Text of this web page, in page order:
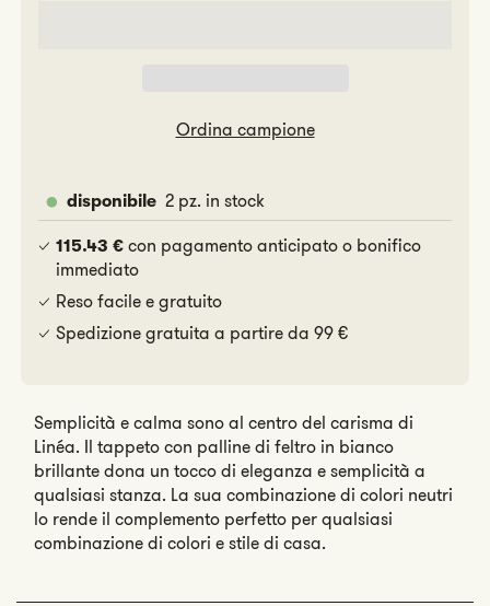
Ordina campione
disponibile 2 pz. in stock
115.43 € con pagamento anticipato o bonifico
immediato
Reso facile e gratuito
Spedizione gratuita a partire da 99 €
Semplicità e calma sono al centro del carisma di
Linéa. Il tappeto con palline di feltro in bianco
brillante dona un tocco di eleganza e semplicità a
qualsiasi stanza. La sua combinazione di colori neutri
lo rende il complemento perfetto per qualsiasi
combinazione di colori e stile di casa.